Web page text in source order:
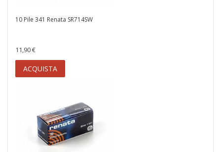
10 Pile 341 Renata SR714SW
11,90 €
ACQUISTA